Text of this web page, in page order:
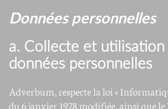
Données personnelles
a. Collecte et utilisation
données personnelles
Adverbum, respecte la loi «
du 6 janvier 1978 modifiée, ainsi que